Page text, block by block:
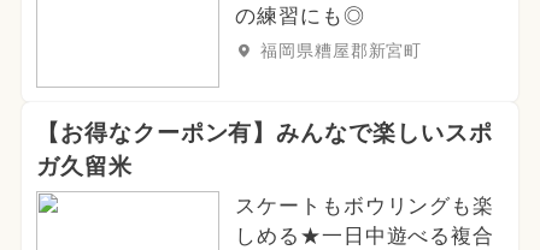
の練習にも◎
福岡県糟屋郡新宮町
【お得なクーポン有】みんなで楽しいスポ
ガ久留米
スケートもボウリングも楽
しめる★一日中遊べる複合